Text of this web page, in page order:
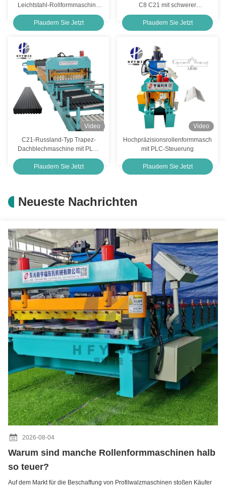
Leichtstahl-Rollformmaschine
mit PLC-Steuerungssystem
Plaudern Sie Jetzt
C8 C21 mit schwerer
Ausführung und SPS-Steuerung
Plaudern Sie Jetzt
Video
C21-Russland-Typ Trapez-
Dachblechmaschine mit PLC-
Steuerungssystem, 40
Meter/min Formgeschwindigkeit
und 23 Reihen-Formen für
Plaudern Sie Jetzt
Video
Hochpräzisionsrollenformmaschine
mit PLC-Steuerung
Plaudern Sie Jetzt
Neueste Nachrichten
2026-08-04
Warum sind manche Rollenformmaschinen halb
so teuer?
Auf dem Markt für die Beschaffung von Profilwalzmaschinen stoßen Käufer